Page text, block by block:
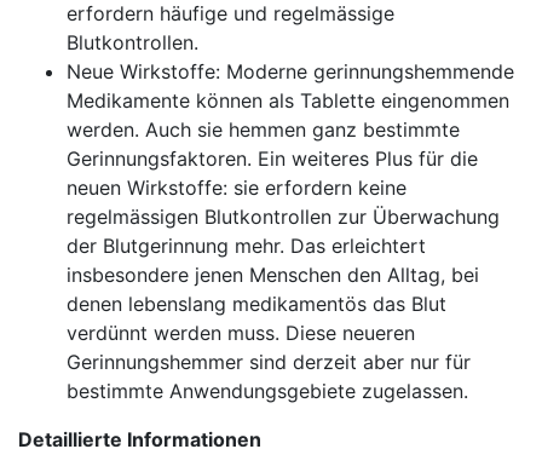
erfordern häufige und regelmässige
Blutkontrollen.
Neue Wirkstoffe: Moderne gerinnungshemmende
Medikamente können als Tablette eingenommen
werden. Auch sie hemmen ganz bestimmte
Gerinnungsfaktoren. Ein weiteres Plus für die
neuen Wirkstoffe: sie erfordern keine
regelmässigen Blutkontrollen zur Überwachung
der Blutgerinnung mehr. Das erleichtert
insbesondere jenen Menschen den Alltag, bei
denen lebenslang medikamentös das Blut
verdünnt werden muss. Diese neueren
Gerinnungshemmer sind derzeit aber nur für
bestimmte Anwendungsgebiete zugelassen.
Detaillierte Informationen